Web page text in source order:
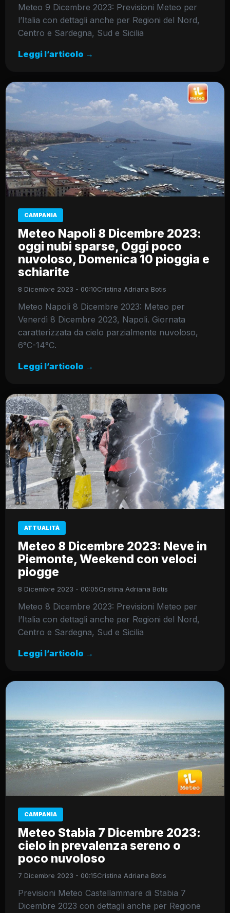
Meteo 9 Dicembre 2023: Previsioni Meteo per
l’Italia con dettagli anche per Regioni del Nord,
Centro e Sardegna, Sud e Sicilia
Leggi l’articolo →
CAMPANIA
Meteo Napoli 8 Dicembre 2023:
oggi nubi sparse, Oggi poco
nuvoloso, Domenica 10 pioggia e
schiarite
8 Dicembre 2023 - 00:10Cristina Adriana Botis
Meteo Napoli 8 Dicembre 2023: Meteo per
Venerdì 8 Dicembre 2023, Napoli. Giornata
caratterizzata da cielo parzialmente nuvoloso,
6°C-14°C.
Leggi l’articolo →
ATTUALITÀ
Meteo 8 Dicembre 2023: Neve in
Piemonte, Weekend con veloci
piogge
8 Dicembre 2023 - 00:05Cristina Adriana Botis
Meteo 8 Dicembre 2023: Previsioni Meteo per
l’Italia con dettagli anche per Regioni del Nord,
Centro e Sardegna, Sud e Sicilia
Leggi l’articolo →
CAMPANIA
Meteo Stabia 7 Dicembre 2023:
cielo in prevalenza sereno o
poco nuvoloso
7 Dicembre 2023 - 00:15Cristina Adriana Botis
Previsioni Meteo Castellammare di Stabia 7
Dicembre 2023 con dettagli anche per Regione